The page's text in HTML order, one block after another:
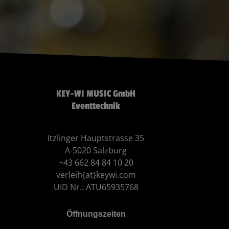
KEY-WI MUSIC GmbH
Eventtechnik
Itzlinger Hauptstrasse 35
A-5020 Salzburg
+43 662 84 84 10 20
verleih{at}keywi.com
UID Nr.: ATU65935768
Öffnungszeiten